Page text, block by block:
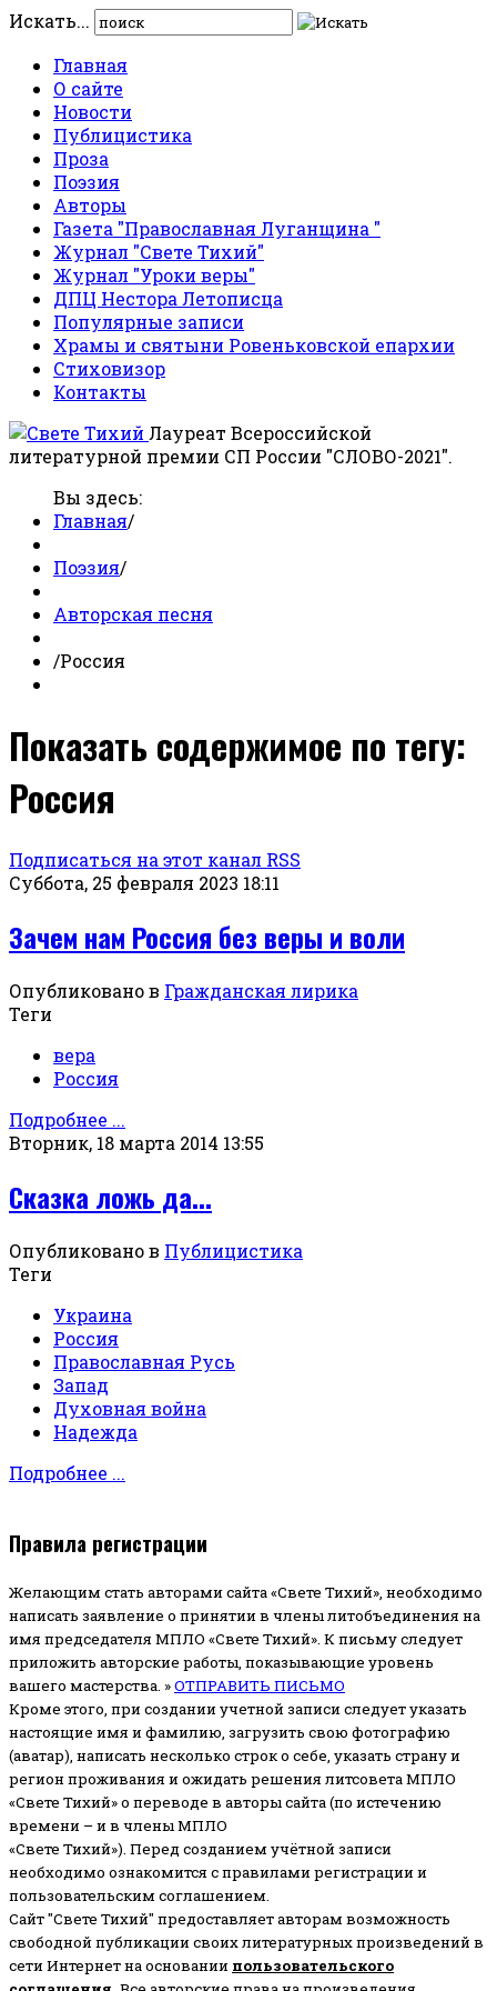
Искать...
Главная
О сайте
Новости
Публицистика
Проза
Поэзия
Авторы
Газета "Православная Луганщина "
Журнал "Свете Тихий"
Журнал "Уроки веры"
ДПЦ Нестора Летописца
Популярные записи
Храмы и святыни Ровеньковской епархии
Стиховизор
Контакты
Лауреат Всероссийской
литературной премии СП России "СЛОВО-2021".
Вы здесь:
Главная/
Поэзия/
Авторская песня
/Россия
Показать содержимое по тегу:
Россия
Подписаться на этот канал RSS
Суббота, 25 февраля 2023 18:11
Зачем нам Россия без веры и воли
Опубликовано в Гражданская лирика
Теги
вера
Россия
Подробнее ...
Вторник, 18 марта 2014 13:55
Сказка ложь да...
Опубликовано в Публицистика
Теги
Украина
Россия
Православная Русь
Запад
Духовная война
Надежда
Подробнее ...
Правила регистрации
Желающим стать авторами сайта «Свете Тихий», необходимо
написать заявление о принятии в члены литобъединения на
имя председателя МПЛО «Свете Тихий». К письму следует
приложить авторские работы, показывающие уровень
вашего мастерства. »ОТПРАВИТЬ ПИСЬМО
Кроме этого, при создании учетной записи следует указать
настоящие имя и фамилию, загрузить свою фотографию
(аватар), написать несколько строк о себе, указать страну и
регион проживания и ожидать решения литсовета МПЛО
«Свете Тихий» о переводе в авторы сайта (по истечению
времени – и в члены МПЛО
«Свете Тихий»). Перед созданием учётной записи
необходимо ознакомится с правилами регистрации и
пользовательским соглашением.
Сайт "Свете Тихий" предоставляет авторам возможность
свободной публикации своих литературных произведений в
сети Интернет на основании пользовательского